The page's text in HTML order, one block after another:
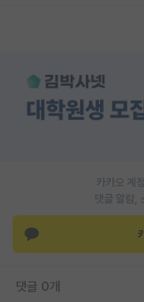
유학교육
이벤트
카카오 계
댓글 알람,
댓글 0개